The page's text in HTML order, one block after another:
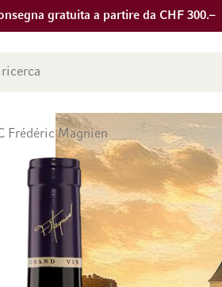
gratuita a partire da CHF 300.–
Frédéric Magnien